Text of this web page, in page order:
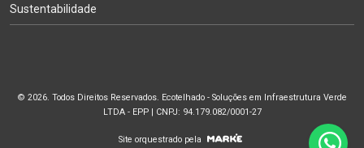
Sustentabilidade
© 2026. Todos Direitos Reservados. Ecotelhado - Soluções em Infraestrutura Verde
LTDA - EPP | CNPJ: 94.179.082/0001-27
Site orquestrado pela